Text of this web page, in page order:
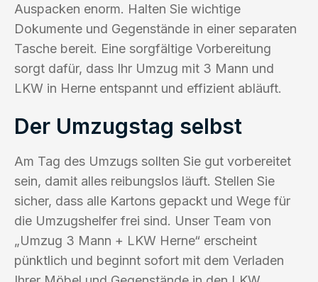
Auspacken enorm. Halten Sie wichtige
Dokumente und Gegenstände in einer separaten
Tasche bereit. Eine sorgfältige Vorbereitung
sorgt dafür, dass Ihr Umzug mit 3 Mann und
LKW in Herne entspannt und effizient abläuft.
Der Umzugstag selbst
Am Tag des Umzugs sollten Sie gut vorbereitet
sein, damit alles reibungslos läuft. Stellen Sie
sicher, dass alle Kartons gepackt und Wege für
die Umzugshelfer frei sind. Unser Team von
„Umzug 3 Mann + LKW Herne“ erscheint
pünktlich und beginnt sofort mit dem Verladen